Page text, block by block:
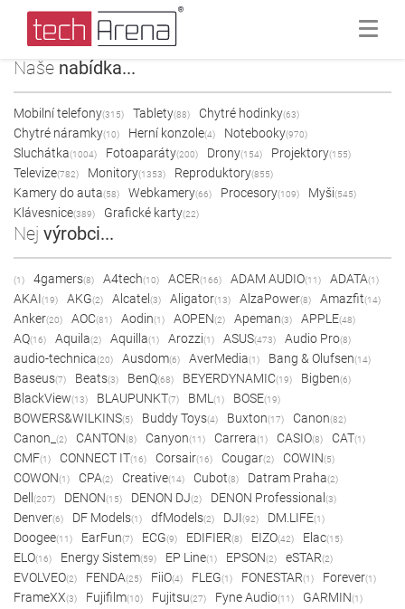
Naše nabídka...
Mobilní telefony(315) Tablety(88) Chytré hodinky(63)
Chytré náramky(10) Herní konzole(4) Notebooky(970)
Sluchátka(1004) Fotoaparáty(200) Drony(154) Projektory(155)
Televize(782) Monitory(1353) Reproduktory(855)
Kamery do auta(58) Webkamery(66) Procesory(109) Myši(545)
Klávesnice(389) Grafické karty(22)
Nej výrobci...
(1) 4gamers(8) A4tech(10) ACER(166) ADAM AUDIO(11) ADATA(1)
AKAI(19) AKG(2) Alcatel (3) Aligator(13) AlzaPower(8) Amazfit(14)
Anker(20) AOC(81) Aodin(1) AOPEN(2) Apeman(3) APPLE(48)
AQ(16) Aquila(2) Aquilla(1) Arozzi(1) ASUS(473) Audio Pro(8)
audio-technica(20) Ausdom(6) AverMedia(1) Bang & Olufsen(14)
Baseus(7) Beats(3) BenQ(68) BEYERDYNAMIC(19) Bigben(6)
BlackView(13) BLAUPUNKT(7) BML (1) BOSE(19)
BOWERS&WILKINS(5) Buddy Toys(4) Buxton(17) Canon(82)
Canon_ (2) CANTON(8) Canyon(11) Carrera(1) CASIO(8) CAT(1)
CMF(1) CONNECT IT(16) Corsair(16) Cougar(2) COWIN(5)
COWON(1) CPA(2) Creative(14) Cubot(8) Datram Praha(2)
Dell (207) DENON(15) DENON DJ(2) DENON Professional (3)
Denver(6) DF Models(1) dfModels(2) DJI(92) DM.LIFE(1)
Doogee(11) EarFun(7) ECG(9) EDIFIER(8) EIZO(42) Elac(15)
ELO(16) Energy Sistem(59) EP Line(1) EPSON(2) eSTAR(2)
EVOLVEO(2) FENDA(25) FiiO(4) FLEG(1) FONESTAR(1) Forever(1)
FrameXX(3) Fujifilm(10) Fujitsu(27) Fyne Audio(11) GARMIN(1)